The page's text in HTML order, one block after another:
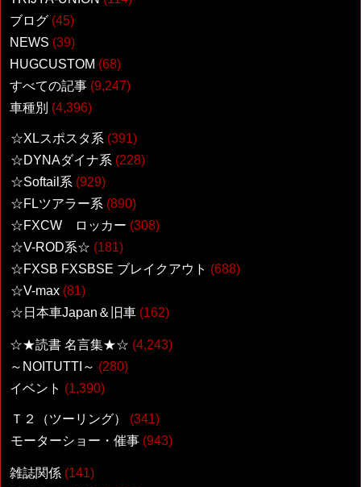
ブログ (45)
NEWS (39)
HUGCUSTOM (68)
すべての記事 (9,247)
車種別 (4,396)
☆XLスポスタ系 (391)
☆DYNAダイナ系 (228)
☆Softail系 (929)
☆FLツアラー系 (890)
☆FXCW ロッカー (308)
☆V-ROD系☆ (181)
☆FXSB FXSBSE ブレイクアウト (688)
☆V-max (81)
☆日本車Japan＆旧車 (162)
☆★読書 名言集★☆ (4,243)
～NOITUTTI～ (280)
イベント (1,390)
Ｔ２（ツーリング）
(341)
モーターショー・催事 (943)
雑誌関係 (141)